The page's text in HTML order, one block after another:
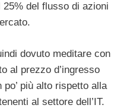
del flusso di azioni
dovuto meditare con
al prezzo d’ingresso
più alto rispetto alla
al settore dell’IT.